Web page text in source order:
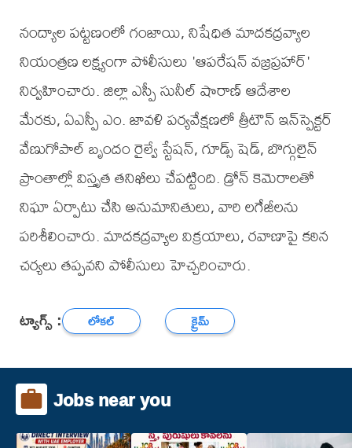
నంద్యాల పట్టణంలో గంజాయి, నిషేధిత మాదకద్రవ్యాల
నియంత్రణ లక్ష్యంగా పోలీసులు 'ఆపరేషన్ వజ్రప్రహార్'
నిర్వహించారు. జిల్లా ఎస్పీ సునీల్ షొరాణ్ ఆదేశాల
మేరకు, ఏఎస్పీ ఎం. జావళి పర్యవేక్షణలో త్రీటౌన్ ఇన్‌స్పెక్టర్
వేణుగోపాల్ బృందం రైల్వే స్టేషన్, గూడ్స్ షెడ్, బొగ్గులైన్
ప్రాంతాల్లో విస్తృత తనిఖీలు చేపట్టింది. డ్రోన్ కెమెరాలతో
నిఘా ఏర్పాటు చేసి అనుమానితులు, వారి లగేజీలను
పరిశీలించారు. మాదకద్రవ్యాల విక్రయాలు, రవాణాపై కఠిన
చర్యలు తప్పవని పోలీసులు హెచ్చరించారు.
ట్యాగ్స్ : లోకల్ క్రైమ్
Jobs near you